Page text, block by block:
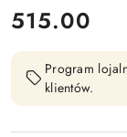
cena:
515.00
Program
klientów.